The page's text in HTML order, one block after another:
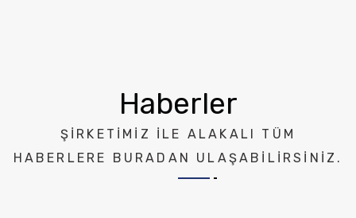
Haberler
ŞIRKETIMIZ ILE ALAKALI TÜM
HABERLERE BURADAN ULAŞABILIRSINIZ.